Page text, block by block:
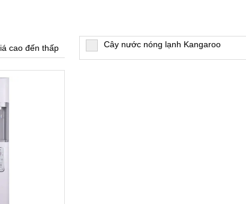
Cây nước nóng lạnh Kangaroo
cao đến thấp